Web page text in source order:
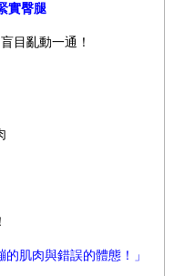
實臀腿
目亂動一通！
肌肉與錯誤的體態！」